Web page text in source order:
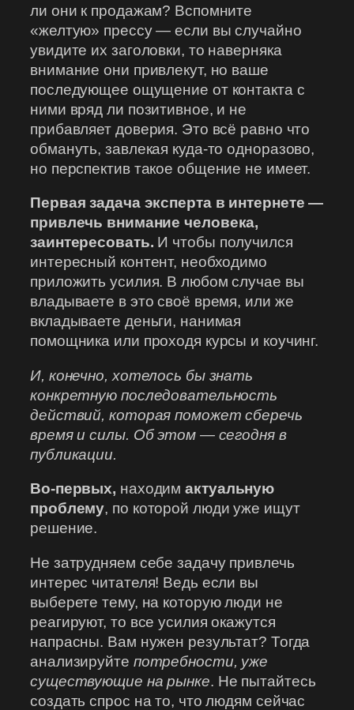
ли они к продажам? Вспомните
«желтую» прессу — если вы случайно
увидите их заголовки, то наверняка
внимание они привлекут, но ваше
последующее ощущение от контакта с
ними вряд ли позитивное, и не
прибавляет доверия. Это всё равно что
обмануть, завлекая куда-то одноразово,
но перспектив такое общение не имеет.
Первая задача эксперта в интернете —
привлечь внимание человека,
заинтересовать. И чтобы получился
интересный контент, необходимо
приложить усилия. В любом случае вы
владываете в это своё время, или же
вкладываете деньги, нанимая
помощника или проходя курсы и коучинг.
И, конечно, хотелось бы знать
конкретную последовательность
действий, которая поможет сберечь
время и силы. Об этом — сегодня в
публикации.
Во-первых, находимактуальную
проблему, по которой люди уже ищут
решение.
Не затрудняем себе задачу привлечь
интерес читателя! Ведь если вы
выберете тему, на которую люди не
реагируют, то все усилия окажутся
напрасны. Вам нужен результат? Тогда
анализируйте потребности, уже
существующие на рынке. Не пытайтесь
создать спрос на то, что людям сейчас